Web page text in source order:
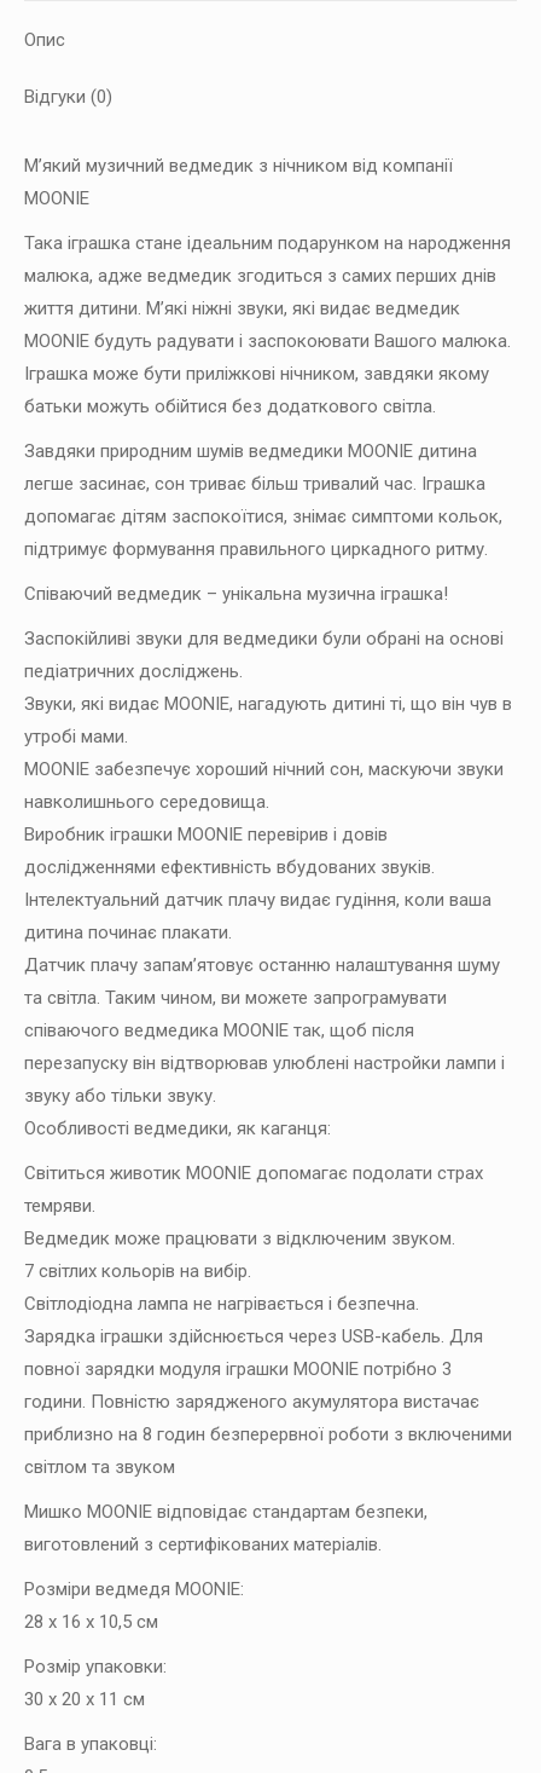
Опис
Відгуки (0)
М’який музичний ведмедик з нічником від компанії
MOONIE
Така іграшка стане ідеальним подарунком на народження
малюка, адже ведмедик згодиться з самих перших днів
життя дитини. М’які ніжні звуки, які видає ведмедик
MOONIE будуть радувати і заспокоювати Вашого малюка.
Іграшка може бути приліжкові нічником, завдяки якому
батьки можуть обійтися без додаткового світла.
Завдяки природним шумів ведмедики MOONIE дитина
легше засинає, сон триває більш тривалий час. Іграшка
допомагає дітям заспокоїтися, знімає симптоми кольок,
підтримує формування правильного циркадного ритму.
Співаючий ведмедик – унікальна музична іграшка!
Заспокійливі звуки для ведмедики були обрані на основі
педіатричних досліджень.
Звуки, які видає MOONIE, нагадують дитині ті, що він чув в
утробі мами.
MOONIE забезпечує хороший нічний сон, маскуючи звуки
навколишнього середовища.
Виробник іграшки MOONIE перевірив і довів
дослідженнями ефективність вбудованих звуків.
Інтелектуальний датчик плачу видає гудіння, коли ваша
дитина починає плакати.
Датчик плачу запам’ятовує останню налаштування шуму
та світла. Таким чином, ви можете запрограмувати
співаючого ведмедика MOONIE так, щоб після
перезапуску він відтворював улюблені настройки лампи і
звуку або тільки звуку.
Особливості ведмедики, як каганця:
Світиться животик MOONIE допомагає подолати страх
темряви.
Ведмедик може працювати з відключеним звуком.
7 світлих кольорів на вибір.
Світлодіодна лампа не нагрівається і безпечна.
Зарядка іграшки здійснюється через USB-кабель. Для
повної зарядки модуля іграшки MOONIE потрібно 3
години. Повністю зарядженого акумулятора вистачає
приблизно на 8 годин безперервної роботи з включеними
світлом та звуком
Мишко MOONIE відповідає стандартам безпеки,
виготовлений з сертифікованих матеріалів.
Розміри ведмедя MOONIE:
28 х 16 х 10,5 см
Розмір упаковки:
30 х 20 х 11 см
Вага в упаковці: